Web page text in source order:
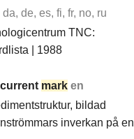
da, de, es, fi, fr, no, ru
TNC:
| 1988
current mark en
bildad
inverkan på en